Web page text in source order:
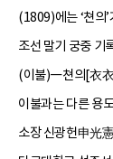
(1809)에는 ‘쳔의
조선 말기 궁중
(이불)―쳔의[衣
이불과는 다른 용
소장 신광헌申光